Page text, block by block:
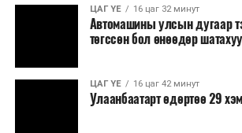
шатахууны хэмнэлт жилд 446 тэрбум
боломжтой гэсэн тооцоог техник,
үндэслэлд тусгажээ.
Төсөл хэрэгжсэнээр иргэдийн зорчих
богиносож, түгжрэлээс үүдэлтэй
ЦАГ ҮЕ 16 цаг 32 минут
Автомашины улсын дугаар
төгссөн бол өнөөдөр
ЦАГ ҮЕ 16 цаг 42 минут
Улаанбаатарт өдөртөө 29